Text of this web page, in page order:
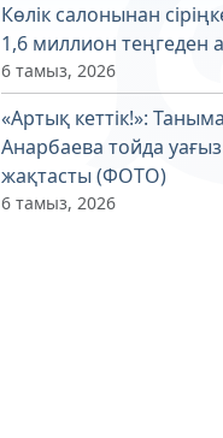
Көлік салонынан
1,6 миллион теңгеден
6 тамыз, 2026
«Артық кеттік!»:
Анарбаева тойда
жақтасты (ФОТО)
6 тамыз, 2026